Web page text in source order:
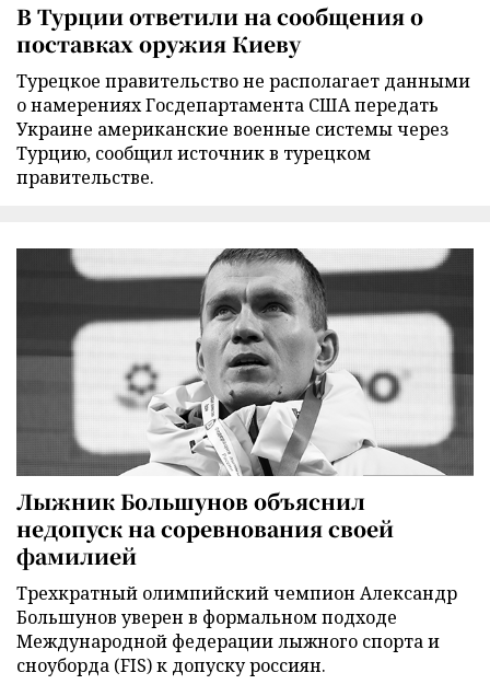
В Турции ответили на сообщения о
поставках оружия Киеву
Турецкое правительство не располагает данными
о намерениях Госдепартамента США передать
Украине американские военные системы через
Турцию, сообщил источник в турецком
правительстве.
Лыжник Большунов объяснил
недопуск на соревнования своей
фамилией
Трехкратный олимпийский чемпион Александр
Большунов уверен в формальном подходе
Международной федерации лыжного спорта и
сноуборда (FIS) к допуску россиян.